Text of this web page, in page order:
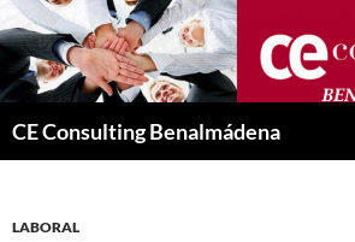
Saltar
al
contenido
CE Consulting Benalmádena
LABORAL